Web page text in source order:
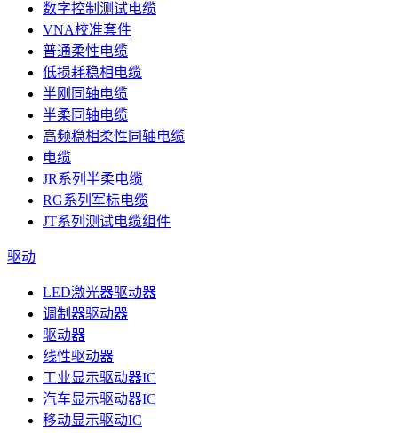
数字控制测试电缆
VNA校准套件
普通柔性电缆
低损耗稳相电缆
半刚同轴电缆
半柔同轴电缆
高频稳相柔性同轴电缆
电缆
JR系列半柔电缆
RG系列军标电缆
JT系列测试电缆组件
驱动
LED激光器驱动器
调制器驱动器
驱动器
线性驱动器
工业显示驱动器IC
汽车显示驱动器IC
移动显示驱动IC